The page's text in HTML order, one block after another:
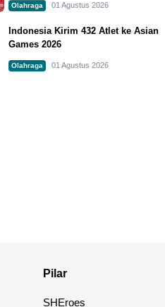
Olahraga 01 Agustus 2026
Indonesia Kirim 432 Atlet ke Asian
Games 2026
Olahraga 01 Agustus 2026
Pilar
SHEroes